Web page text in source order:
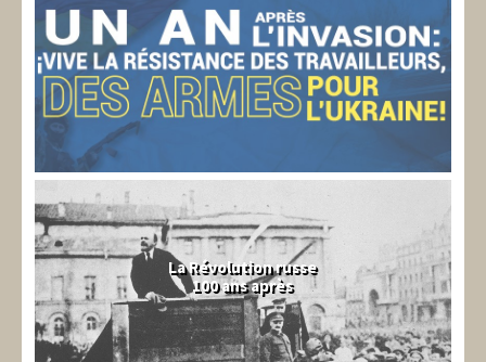
La Révolution russe
100 ans après